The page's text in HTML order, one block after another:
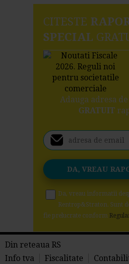
CITESTE
SPECIAL
Adauga adresa
GRATUIT
Da, vreau informatii
Rentrop&Straton. Sunt
fie prelucrate conform
Din reteaua RS
Info tva
Fiscalitate